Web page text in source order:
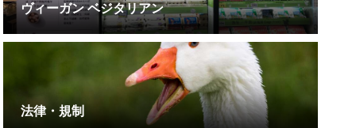
ヴィーガン ベジタリアン
法律・規制